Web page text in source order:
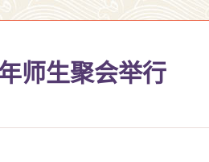
师生聚会举行